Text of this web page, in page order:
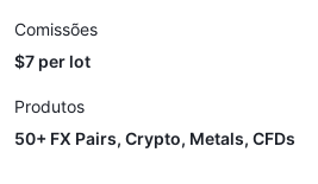
Comissões
$7 per lot
Produtos
50+ FX Pairs, Crypto, Metals, CFDs